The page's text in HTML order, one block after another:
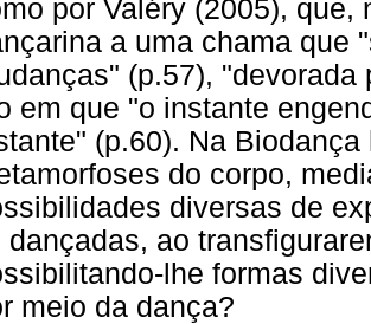
por Valéry (2005), que,
a uma chama que
(p.57),
em que "o instante
(p.60). Na
do corpo,
diversas de
dançadas, ao
lhe formas
meio da dança?